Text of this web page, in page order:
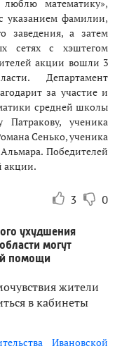
математику»,
указанием фамилии,
заведения, а затем
сетях с хэштегом
акции вошли 3
Департамент
за участие и
средней школы
ученика
Сенько, ученика
Победителей
акции.
3 0
ухудшения
могут
помощи
Ивановской